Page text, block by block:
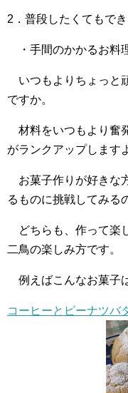
2．普段したくてもで
・手間のかかるお料
いつもよりちょっと
ですか。
材料をいつもより奮
がランクアップします
お菓子作りが好きな
るものに挑戦してみる
どちらも、作って楽
二鳥の楽しみ方です。
例えばこんなお菓子
コーヒーとピーナツ